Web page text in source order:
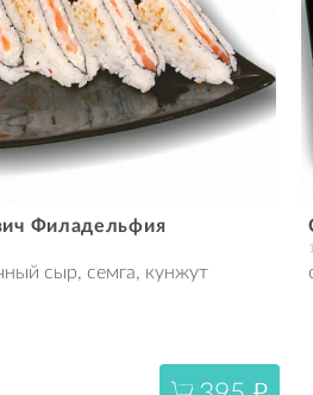
Филадельфия
сыр, семга, кунжут